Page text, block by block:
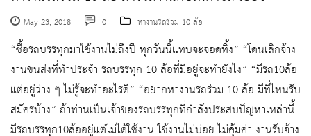
May 23, 2018 0 หางานรถร่วม 10 ล้อ
“ซื้อรถบรรทุกมาใช้งานไม่ถึงปี ทุกวันนี้แทบจะจอดทิ้ง” “โดนเลิกจ้าง
งานขนส่งที่ทำประจำ รถบรรทุก 10 ล้อที่มีอยู่จะทำยังไง” “มีรถ10ล้อ
แต่อยู่ว่าง ๆ ไม่รู้จะทำอะไรดี” “อยากหางานรถร่วม 10 ล้อ มีที่ไหนรับ
สมัครบ้าง” ถ้าท่านเป็นเจ้าของรถบรรทุกที่กำลังประสบปัญหาเหล่านี้
มีรถบรรทุก10ล้ออยู่แต่ไม่ได้ใช้งาน ใช้งานไม่บ่อย ไม่คุ้มค่า งานรับจ้าง